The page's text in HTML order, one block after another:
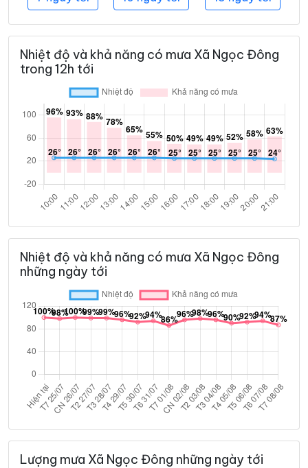
Nhiệt độ và khả năng có mưa Xã Ngọc Đông
trong 12h tới
Nhiệt độ và khả năng có mưa Xã Ngọc Đông
những ngày tới
Lượng mưa Xã Ngọc Đông những ngày tới